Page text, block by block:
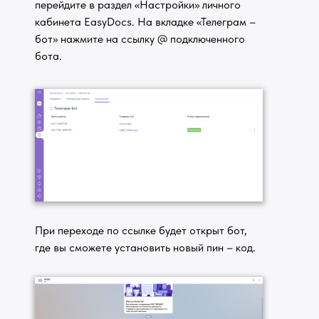
перейдите в раздел «Настройки» личного
кабинета EasyDocs. На вкладке «Телеграм –
бот» нажмите на ссылку @ подключенного
бота.
При переходе по ссылке будет открыт бот,
где вы сможете установить новый пин – код.